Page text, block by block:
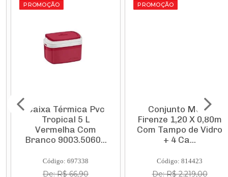
PROMOÇÃO
Caixa Térmica Pvc
Tropical 5 L
Vermelha Com
Branco 9003.5060...
Código: 697338
De: R$ 66,90
PROMOÇÃO
Conjunto Mesa
Firenze 1,20 X 0,80m
Com Tampo de Vidro
+ 4 Ca...
Código: 814423
De: R$ 2.219,00